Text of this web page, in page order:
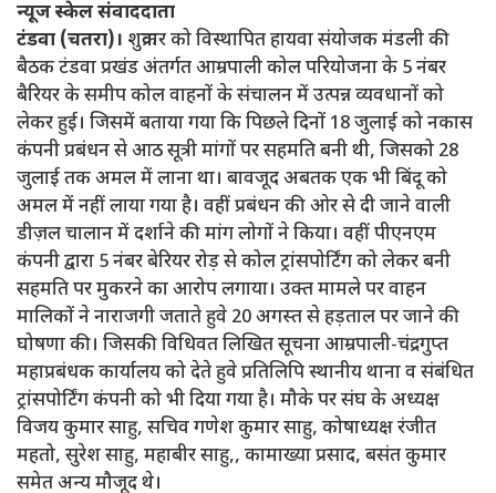
न्यूज स्केल संवाददाता
टंडवा (चतरा)। शुक्रवार को विस्थापित हायवा संयोजक मंडली की
बैठक टंडवा प्रखंड अंतर्गत आम्रपाली कोल परियोजना के 5 नंबर
बैरियर के समीप कोल वाहनों के संचालन में उत्पन्न व्यवधानों को
लेकर हुई। जिसमें बताया गया कि पिछले दिनों 18 जुलाई को नकास
कंपनी प्रबंधन से आठ सूत्री मांगों पर सहमति बनी थी, जिसको 28
जुलाई तक अमल में लाना था। बावजूद अबतक एक भी बिंदू को
अमल में नहीं लाया गया है। वहीं प्रबंधन की ओर से दी जाने वाली
डीज़ल चालान में दर्शाने की मांग लोगों ने किया। वहीं पीएनएम
कंपनी द्वारा 5 नंबर बेरियर रोड़ से कोल ट्रांसपोर्टिंग को लेकर बनी
सहमति पर मुकरने का आरोप लगाया। उक्त मामले पर वाहन
मालिकों ने नाराजगी जताते हुवे 20 अगस्त से हड़ताल पर जाने की
घोषणा की। जिसकी विधिवत लिखित सूचना आम्रपाली-चंद्रगुप्त
महाप्रबंधक कार्यालय को देते हुवे प्रतिलिपि स्थानीय थाना व संबंधित
ट्रांसपोर्टिंग कंपनी को भी दिया गया है। मौके पर संघ के अध्यक्ष
विजय कुमार साहु, सचिव गणेश कुमार साहु, कोषाध्यक्ष रंजीत
महतो, सुरेश साहु, महाबीर साहु,, कामाख्या प्रसाद, बसंत कुमार
समेत अन्य मौजूद थे।